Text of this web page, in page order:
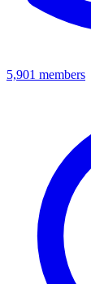
5,901 members